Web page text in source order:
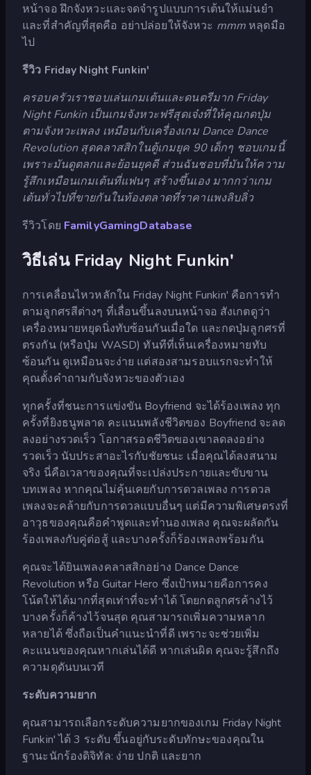
หน้าจอ ฝึกจังหวะและจดจำรูปแบบการเต้นให้แม่นยำ
และที่สำคัญที่สุดคือ อย่าปล่อยให้จังหวะ mmm หลุดมือ
ไป
รีวิว Friday Night Funkin'
ครอบครัวเราชอบเล่นเกมเต้นและดนตรีมาก Friday
Night Funkin เป็นเกมจังหวะฟรีสุดเจ๋งที่ให้คุณกดปุ่ม
ตามจังหวะเพลง เหมือนกับเครื่องเกม Dance Dance
Revolution สุดคลาสสิกในตู้เกมยุค 90 เด็กๆ ชอบเกมนี้
เพราะมันดูตลกและย้อนยุคดี ส่วนฉันชอบที่มันให้ความ
รู้สึกเหมือนเกมเต้นที่แฟนๆ สร้างขึ้นเอง มากกว่าเกม
เต้นทั่วไปที่ขายกันในท้องตลาดที่ราคาแพงลิบลิ่ว
รีวิวโดย FamilyGamingDatabase
วิธีเล่น Friday Night Funkin'
การเคลื่อนไหวหลักใน Friday Night Funkin' คือการทำ
ตามลูกศรสีต่างๆ ที่เลื่อนขึ้นลงบนหน้าจอ สังเกตดูว่า
เครื่องหมายหยุดนิ่งทับซ้อนกันเมื่อใด และกดปุ่มลูกศรที่
ตรงกัน (หรือปุ่ม WASD) ทันทีที่เห็นเครื่องหมายทับ
ซ้อนกัน ดูเหมือนจะง่าย แต่สองสามรอบแรกจะทำให้
คุณตั้งคำถามกับจังหวะของตัวเอง
ทุกครั้งที่ชนะการแข่งขัน Boyfriend จะได้ร้องเพลง ทุก
ครั้งที่ยิงธนูพลาด คะแนนพลังชีวิตของ Boyfriend จะลด
ลงอย่างรวดเร็ว โอกาสรอดชีวิตของเขาลดลงอย่าง
รวดเร็ว นับประสาอะไรกับชัยชนะ เมื่อคุณได้ลงสนาม
จริง นี่คือเวลาของคุณที่จะเปล่งประกายและขับขาน
บทเพลง หากคุณไม่คุ้นเคยกับการดวลเพลง การดวล
เพลงจะคล้ายกับการดวลแบบอื่นๆ แต่มีความพิเศษตรงที่
อาวุธของคุณคือคำพูดและทำนองเพลง คุณจะผลัดกัน
ร้องเพลงกับคู่ต่อสู้ และบางครั้งก็ร้องเพลงพร้อมกัน
คุณจะได้ยินเพลงคลาสสิกอย่าง Dance Dance
Revolution หรือ Guitar Hero ซึ่งเป้าหมายคือการคง
โน้ตให้ได้มากที่สุดเท่าที่จะทำได้ โดยกดลูกศรค้างไว้
บางครั้งก็ค้างไว้จนสุด คุณสามารถเพิ่มความหลาก
หลายได้ ซึ่งถือเป็นคำแนะนำที่ดี เพราะจะช่วยเพิ่ม
คะแนนของคุณหากเล่นได้ดี หากเล่นผิด คุณจะรู้สึกถึง
ความดุดันบนเวที
ระดับความยาก
คุณสามารถเลือกระดับความยากของเกม Friday Night
Funkin' ได้ 3 ระดับ ขึ้นอยู่กับระดับทักษะของคุณใน
ฐานะนักร้องดิจิทัล: ง่าย ปกติ และยาก